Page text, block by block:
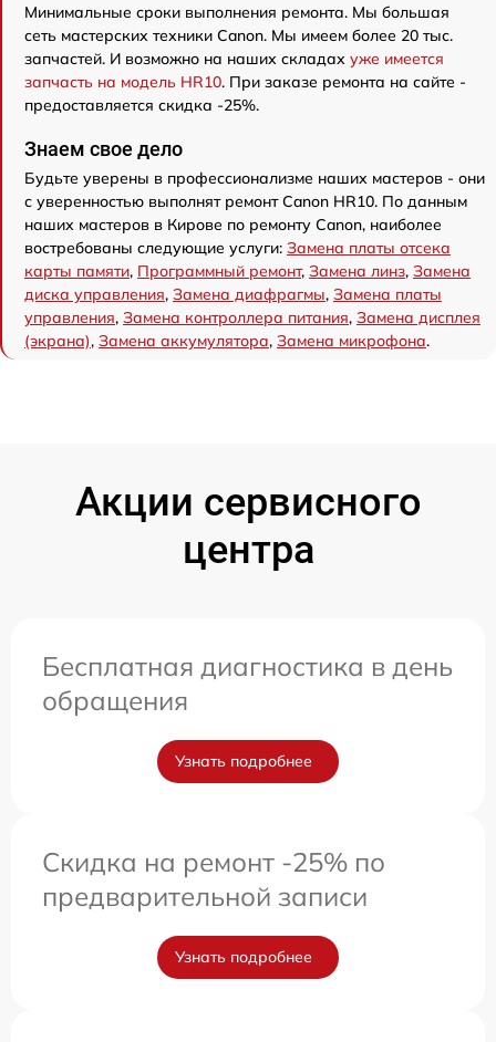
Минимальные сроки выполнения ремонта. Мы большая
сеть мастерских техники Canon. Мы имеем более 20 тыс.
запчастей. И возможно на наших складах уже имеется
запчасть на модель HR10. При заказе ремонта на сайте -
предоставляется скидка -25%.
Знаем свое дело
Будьте уверены в профессионализме наших мастеров - они
с уверенностью выполнят ремонт Canon HR10. По данным
наших мастеров в Кирове по ремонту Canon, наиболее
востребованы следующие услуги: Замена платы отсека
карты памяти, Программный ремонт, Замена линз, Замена
диска управления, Замена диафрагмы, Замена платы
управления, Замена контроллера питания, Замена дисплея
(экрана), Замена аккумулятора, Замена микрофона.
Акции сервисного
центра
Бесплатная диагностика в день
обращения
Узнать подробнее
Скидка на ремонт -25% по
предварительной записи
Узнать подробнее